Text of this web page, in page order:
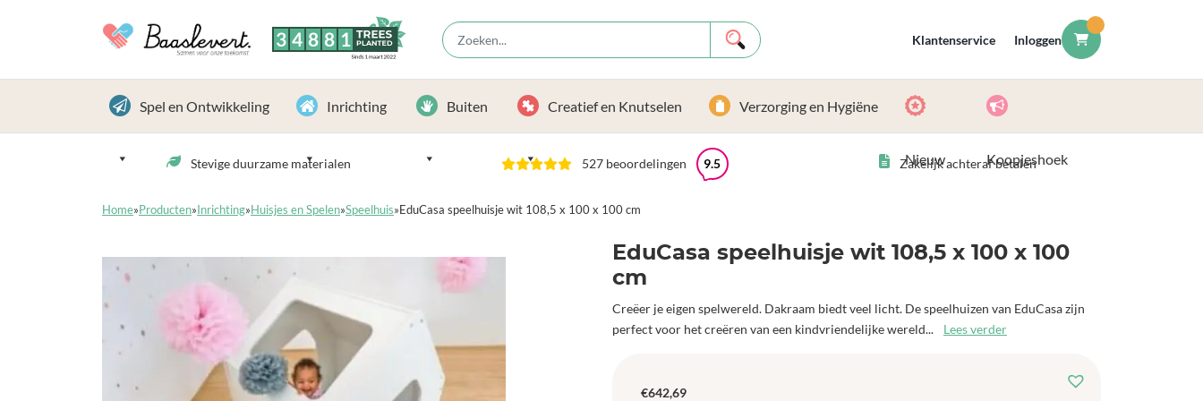
3 4 8 8 1 TREES
PLANTED
Sinds 1 maart 2022
Klantenservice Inloggen
Spel en Ontwikkeling Inrichting Buiten Creatief en Knutselen Verzorging en Hygiëne
Nieuw Koopjeshoek
Stevige duurzame materialen 527 beoordelingen 9.5 Zakelijk achteraf betalen
Home» Producten» Inrichting» Huisjes en Spelen»Speelhuis» EduCasa speelhuisje wit 108,5 x 100 x 100 cm
EduCasa speelhuisje wit 108,5 x 100 x 100
cm
Creëer je eigen spelwereld. Dakraam biedt veel licht. De speelhuizen van EduCasa zijn
perfect voor het creëren van een kindvriendelijke wereld...
Lees verder
€642,69